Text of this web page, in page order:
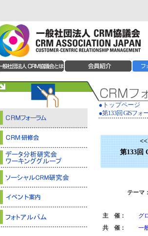
●トップページ
●第133回 GISフォ
第133回
テーマ
主 催：
グ
共 催：
一